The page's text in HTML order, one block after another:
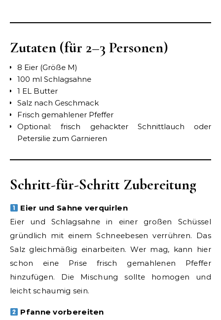
Zutaten (für 2–3 Personen)
8 Eier (Größe M)
100 ml Schlagsahne
1 EL Butter
Salz nach Geschmack
Frisch gemahlener Pfeffer
Optional: frisch gehackter Schnittlauch oder
Petersilie zum Garnieren
Schritt-für-Schritt Zubereitung
Eier und Sahne verquirlen
Eier und Schlagsahne in einer großen Schüssel
gründlich mit einem Schneebesen verrühren. Das
Salz gleichmäßig einarbeiten. Wer mag, kann hier
schon eine Prise frisch gemahlenen Pfeffer
hinzufügen. Die Mischung sollte homogen und
leicht schaumig sein.
Pfanne vorbereiten